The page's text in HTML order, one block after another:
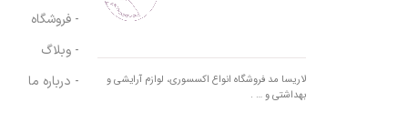
لاریسا مد فروشگاه انواع اکسسوری، لوازم آرایشی و
بهداشتی و … .
- فروشگاه
- وبلاگ
- درباره ما